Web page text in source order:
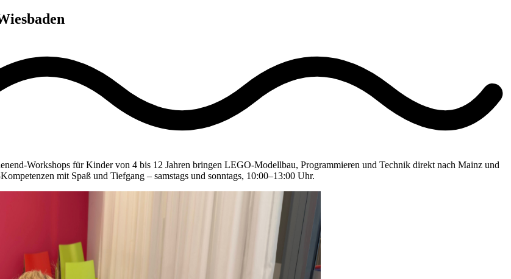
Workshops für Kinder von 4 bis 12 Jahren bringen LEGO-Modellbau, Programmieren und Technik direkt nach Mainz und
mit Spaß und Tiefgang – samstags und sonntags, 10:00–13:00 Uhr.